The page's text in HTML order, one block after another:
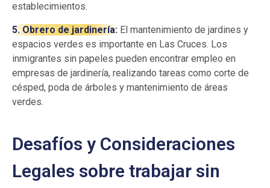
establecimientos.
5. Obrero de jardinería: El mantenimiento de jardines y
espacios verdes es importante en Las Cruces. Los
inmigrantes sin papeles pueden encontrar empleo en
empresas de jardinería, realizando tareas como corte de
césped, poda de árboles y mantenimiento de áreas
verdes.
Desafíos y Consideraciones
Legales sobre trabajar sin